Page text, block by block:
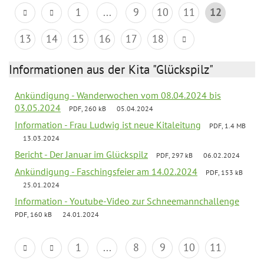
1 ... 9 10 11
12
13
14 15 16 17 18
Informationen aus der Kita "Glückspilz"
Ankündigung - Wanderwochen vom 08.04.2024 bis
03.05.2024
PDF, 260 kB 05.04.2024
Information - Frau Ludwig ist neue Kitaleitung
PDF, 1.4 MB
13.03.2024
Bericht - Der Januar im Glückspilz PDF, 297 kB 06.02.2024
Ankündigung - Faschingsfeier am 14.02.2024
PDF, 153 kB
25.01.2024
Information - Youtube-Video zur Schneemannchallenge
PDF, 160 kB 24.01.2024
1 ... 8 9 10
11